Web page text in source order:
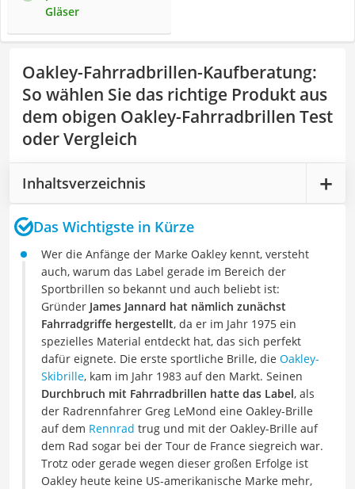
Gläser
Oakley-Fahrradbrillen-Kaufberatung:
So wählen Sie das richtige Produkt aus
dem obigen Oakley-Fahrradbrillen Test
oder Vergleich
Inhaltsverzeichnis
Das Wichtigste in Kürze
Wer die Anfänge der Marke Oakley kennt, versteht
auch, warum das Label gerade im Bereich der
Sportbrillen so bekannt und auch beliebt ist:
Gründer James Jannard hat nämlich zunächst
Fahrradgriffe hergestellt, da er im Jahr 1975 ein
spezielles Material entdeckt hat, das sich perfekt
dafür eignete. Die erste sportliche Brille, die Oakley-
Skibrille, kam im Jahr 1983 auf den Markt. Seinen
Durchbruch mit Fahrradbrillen hatte das Label, als
der Radrennfahrer Greg LeMond eine Oakley-Brille
auf dem Rennrad trug und mit der Oakley-Brille auf
dem Rad sogar bei der Tour de France siegreich war.
Trotz oder gerade wegen dieser großen Erfolge ist
Oakley heute keine US-amerikanische Marke mehr,